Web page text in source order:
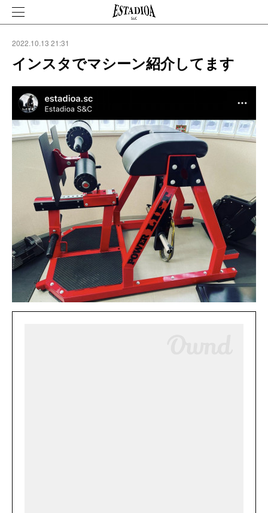
2022.10.13 21:31
インスタでマシーン紹介してます